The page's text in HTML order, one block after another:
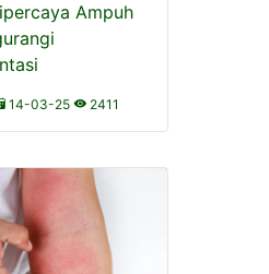
Ampuh
14-03-25 2411